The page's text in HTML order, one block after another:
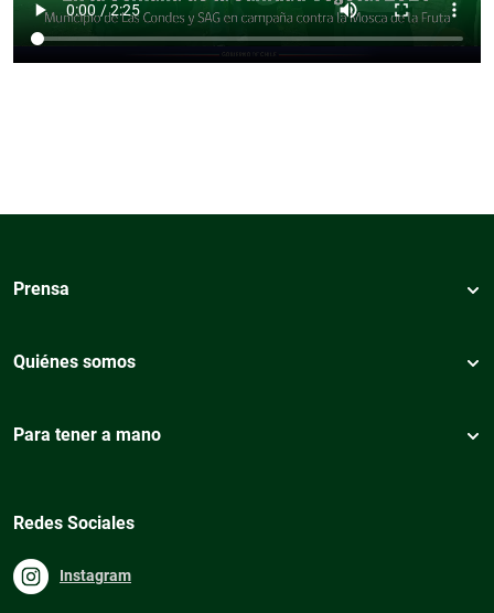
Prensa
Quiénes somos
Para tener a mano
Redes Sociales
Instagram